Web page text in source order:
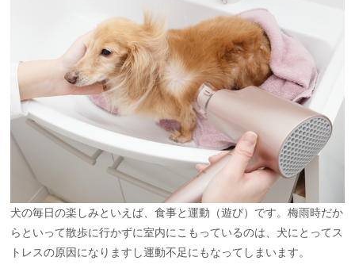
犬の毎日の楽しみといえば、食事と運動（遊び）です。梅雨時だか
らといって散歩に行かずに室内にこもっているのは、犬にとってス
トレスの原因になりますし運動不足にもなってしまいます。